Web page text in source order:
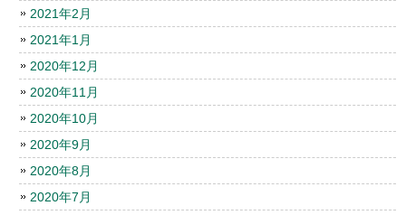
2021年2月
2021年1月
2020年12月
2020年11月
2020年10月
2020年9月
2020年8月
2020年7月